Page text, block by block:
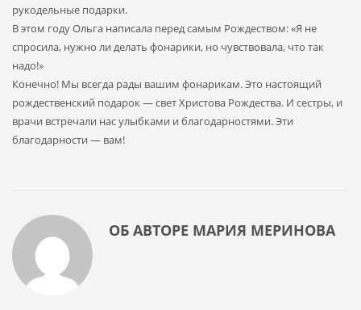
рукодельные подарки.
В этом году Ольга написала перед самым Рождеством: «Я не
спросила, нужно ли делать фонарики, но чувствовала, что так
надо!»
Конечно! Мы всегда рады вашим фонарикам. Это настоящий
рождественский подарок — свет Христова Рождества. И сестры, и
врачи встречали нас улыбками и благодарностями. Эти
благодарности — вам!
ОБ АВТОРЕ МАРИЯ МЕРИНОВА